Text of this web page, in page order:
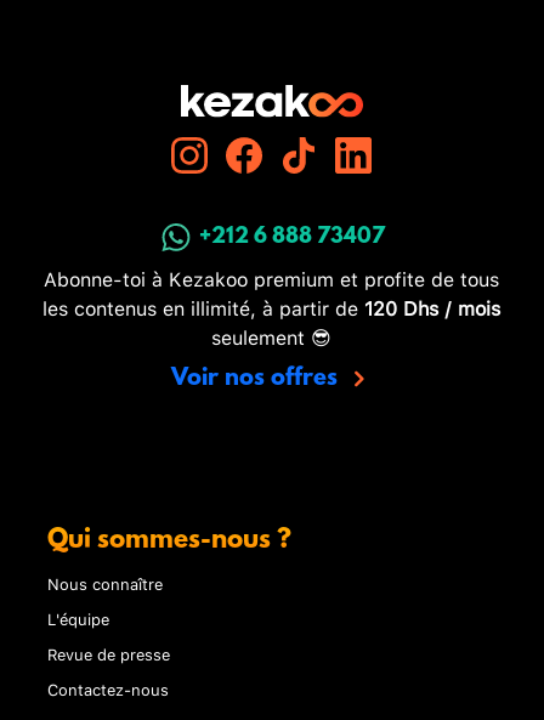
+212 6 888 73407
Abonne-toi à Kezakoo premium et profite de tous
les contenus en illimité, à partir de 120 Dhs / mois
seulement 😎
Voir nos offres
Qui sommes-nous ?
Nous connaître
L'équipe
Revue de presse
Contactez-nous